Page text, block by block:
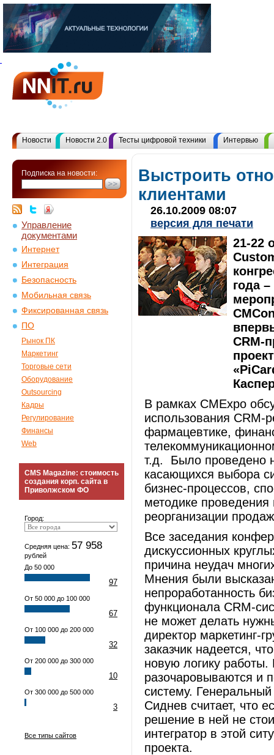
Новости Новости 2.0 Тесты цифровой техники Интервью
Подписка на новости:
Управление
документами
Интернет
Интеграция
Безопасность
Мобильная связь
Фиксированная связь
ПО
Рынок ПК
Маркетинг
Торговые сети
Оборудование
Outsourcing
Кадры
Регулирование
Финансы
Web
CMS Magazine: стоимость
создания корп. сайта в
Приволжском ФО
Город:
Средняя цена: 57 958
рублей
До 50 000
97
От 50 000 до 100 000
67
От 100 000 до 200 000
32
От 200 000 до 300 000
10
От 300 000 до 500 000
3
Все типы сайтов
Выстроить
клиентами
26.10.2009 08:07
версия для печати
21-22
года
CRM-
В рамках CMExpo
использования CRM-
фармацевтике,
т.д. Было проведено
касающихся выбора
бизнес-процессов,
методике
реорганизации
Все заседания
дискуссионных
причина неудач
Мнения были
непроработанность
функционала CRM-
не может делать
директор маркетинг-
заказчик надеется,
новую логику работы.
разочаровываются и
систему.
Сиднев считает, что
решение в ней не
интегратор в этой
проекта.